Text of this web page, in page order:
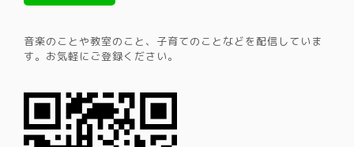
音楽のことや教室のこと、子育てのことなどを配信していま
す。​お気軽にご登録ください。